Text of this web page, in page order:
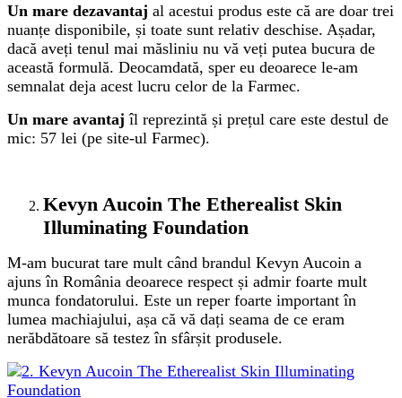
Un mare dezavantaj al acestui produs este că are doar trei
nuanțe disponibile, și toate sunt relativ deschise. Așadar,
dacă aveți tenul mai măsliniu nu vă veți putea bucura de
această formulă. Deocamdată, sper eu deoarece le-am
semnalat deja acest lucru celor de la Farmec.
Un mare avantaj îl reprezintă și prețul care este destul de
mic: 57 lei (pe site-ul Farmec).
Kevyn Aucoin The Etherealist Skin
Illuminating Foundation
M-am bucurat tare mult când brandul Kevyn Aucoin a
ajuns în România deoarece respect și admir foarte mult
munca fondatorului. Este un reper foarte important în
lumea machiajului, așa că vă dați seama de ce eram
nerăbdătoare să testez în sfârșit produsele.